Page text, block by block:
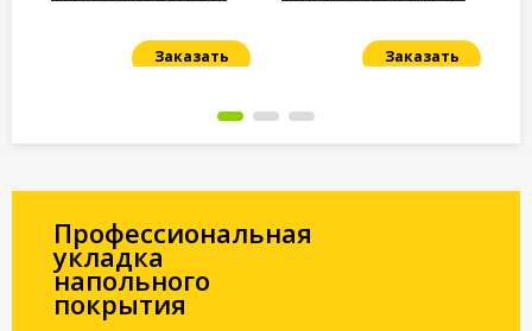
Заказать Заказать
Профессиональная
укладка
напольного
покрытия